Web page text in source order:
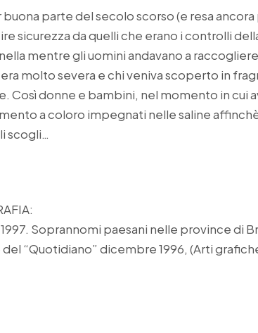
buona parte del secolo scorso (e resa
sicurezza da quelli che erano i controlli
mentre gli uomini andavano a
molto severa e chi veniva scoperto in
Così donne e bambini, nel momento in cui
a coloro impegnati nelle saline
scogli…
Soprannomi paesani nelle province di
“Quotidiano” dicembre 1996, (Arti